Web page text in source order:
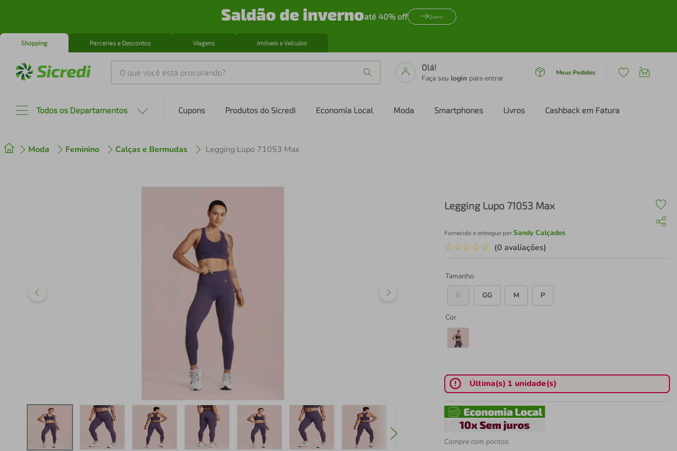
Saldão de invernoaté 40% off Quero
Shopping Parcerias e Descontos Viagens Imóveis e Veículos
O que você está procurando?
Olá!
Faça seu login para entrar
Meus Pedidos
Todos os Departamentos Cupons Produtos do Sicredi Economia Local Moda Smartphones Livros Cashback em Fatura
Moda Feminino Calças e Bermudas Legging Lupo 71053 Max
Legging Lupo 71053 Max
Fornecido e entregue porSandy Calçados
☆☆☆☆☆ (0 avaliações)
Tamanho
G
GG M P
Cor
Última(s) 1 unidade(s)
Compre com pontos:
2 cafeteira